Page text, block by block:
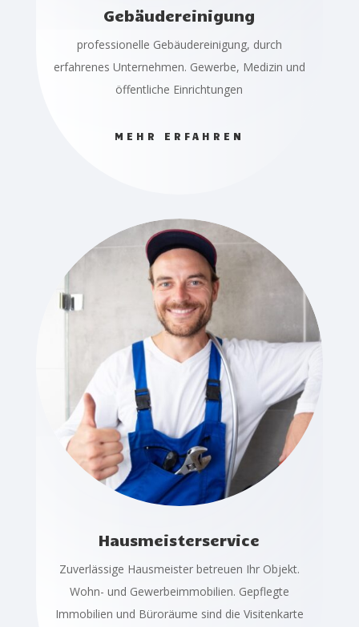
Gebäudereinigung
professionelle Gebäudereinigung, durch
erfahrenes Unternehmen. Gewerbe, Medizin und
öffentliche Einrichtungen
MEHR ERFAHREN
Hausmeisterservice
Zuverlässige Hausmeister betreuen Ihr Objekt.
Wohn- und Gewerbeimmobilien. Gepflegte
Immobilien und Büroräume sind die Visitenkarte